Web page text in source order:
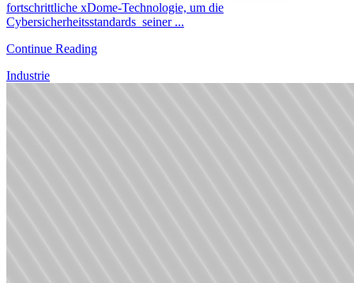
fortschrittliche xDome-Technologie, um die
Cybersicherheitsstandards seiner ...
Continue Reading
Industrie